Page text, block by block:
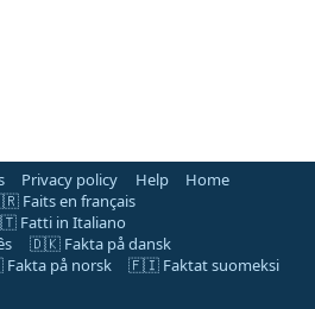
Privacy policy Help
Home
Faits en français
Fatti in Italiano
🇩🇰 Fakta på dansk
på norsk
🇫🇮 Faktat suomeksi